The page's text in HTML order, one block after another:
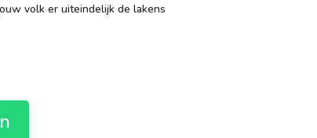
volk er uiteindelijk de lakens